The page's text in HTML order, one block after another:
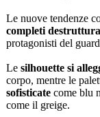
Le nuove tendenze
completi
protagonisti del
Le silhouette si
corpo, mentre le
sofisticate come blu
come il greige.